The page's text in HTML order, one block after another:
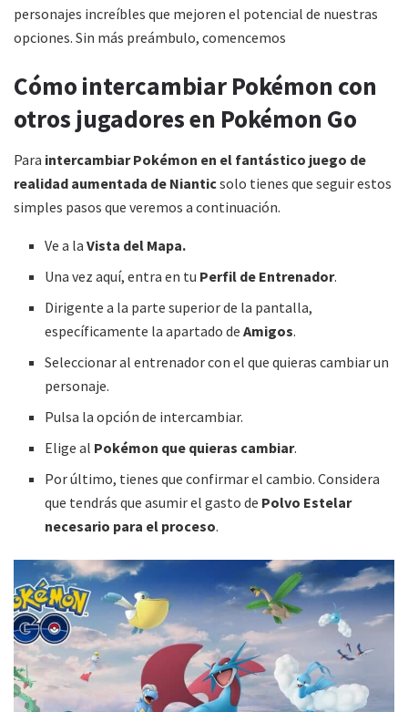
personajes increíbles que mejoren el potencial de nuestras
opciones. Sin más preámbulo, comencemos
Cómo intercambiar Pokémon con
otros jugadores en Pokémon Go
Para intercambiar Pokémon en el fantástico juego de
realidad aumentada de Nianticsolo tienes que seguir estos
simples pasos que veremos a continuación.
Ve a laVista del Mapa.
Una vez aquí, entra en tu Perfil de Entrenador.
Dirigente a la parte superior de la pantalla,
específicamente la apartado deAmigos.
Seleccionar al entrenador con el que quieras cambiar un
personaje.
Pulsa la opción de intercambiar.
Elige al Pokémon que quieras cambiar.
Por último, tienes que confirmar el cambio. Considera
que tendrás que asumir el gasto de Polvo Estelar
necesario para el proceso.